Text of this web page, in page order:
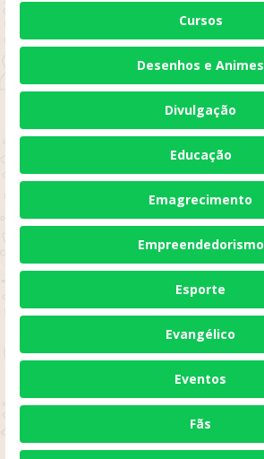
Cursos
Desenhos e Animes
Divulgação
Educação
Emagrecimento
Empreendedorismo
Esporte
Evangélico
Eventos
Fãs